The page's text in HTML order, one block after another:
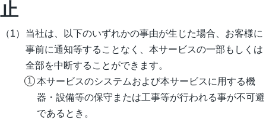
止
当社は、以下のいずれかの事由が生じた場合、お客様に
事前に通知等することなく、本サービスの一部もしくは
全部を中断することができます。
本サービスのシステムおよび本サービスに用する機
器・設備等の保守または工事等が行われる事が不可避
であるとき。